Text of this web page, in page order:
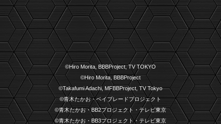
©Hiro Morita, BBBProject, TV TOKYO
©Hiro Morita, BBBProject
©Takafumi Adachi, MFBBProject, TV Tokyo
©青木たかお・ベイブレードプロジェクト
©青木たかお・BB2プロジェクト・テレビ東京
©青木たかお・BB3プロジェクト・テレビ東京